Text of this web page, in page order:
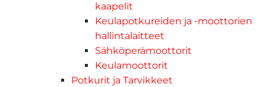
kaapelit
Keulapotkureiden ja -moottorien
hallintalaitteet
Sähköperämoottorit
Keulamoottorit
Potkurit ja Tarvikkeet